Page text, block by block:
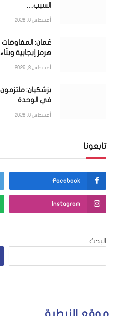
السبب…
أغسطس 8, 2026
عُمان:
هرمز إيجابية
أغسطس 8, 2026
بزشكيان: ملتزمون
في الوحدة
أغسطس 8, 2026
تابعونا
Facebook
Instagram
البحث